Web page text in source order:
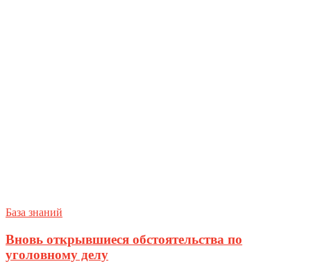
База знаний
Вновь открывшиеся обстоятельства по
уголовному делу